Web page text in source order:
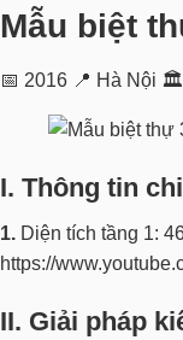
Mẫu biệt
📅 2016 📍 Hà Nội 🏛
I. Thông tin
1. Diện tích tầng 1:
https://
II. Giải pháp